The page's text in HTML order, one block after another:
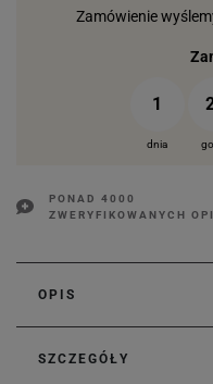
Zamówienie
1
dnia
PONAD 4000
ZWERYFIKOWANYCH
OPIS
SZCZEGÓŁY